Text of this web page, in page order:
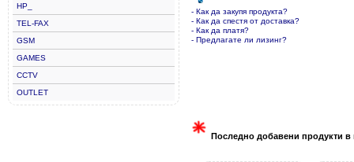
HP_
TEL-FAX
GSM
GAMES
CCTV
OUTLET
- Как да закупя продукта?
- Как да спестя от доставка?
- Как да платя?
- Предлагате ли лизинг?
Последно добавени продукти в